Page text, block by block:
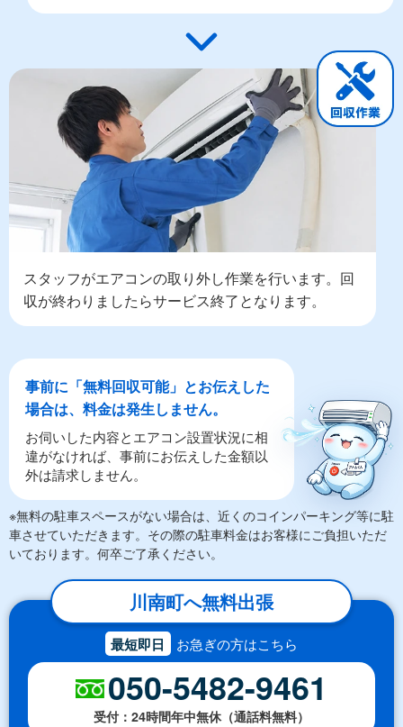
スタッフがエアコンの取り外し作業を行います。回
収が終わりましたらサービス終了となります。
事前に「無料回収可能」とお伝えした
場合は、料金は発生しません。
お伺いした内容とエアコン設置状況に相
違がなければ、事前にお伝えした金額以
外は請求しません。
※無料の駐車スペースがない場合は、近くのコインパーキング等に駐
車させていただきます。その際の駐車料金はお客様にご負担いただ
いております。何卒ご了承ください。
川南町へ無料出張
最短即日 お急ぎの方はこちら
050-5482-9461
受付：24時間年中無休（通話料無料）